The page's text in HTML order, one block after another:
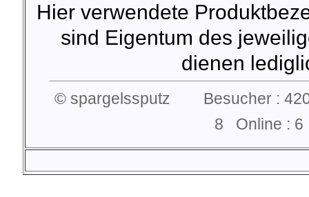
Hier verwendete
sind Eigentum des
dienen
© spargelssputz Besucher :
8 Online :